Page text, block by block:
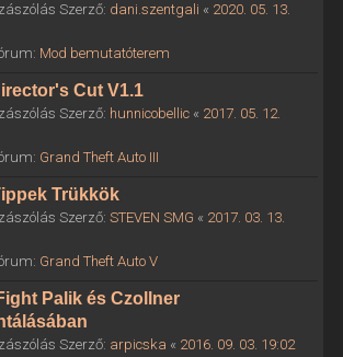
Szerző: dani.szentgali « 2020. 05. 13.
Mod bemutatóterem
Cut V1.1
Szerző: hunnicobellic« 2017. 05. 12.
Grand Theft Auto III
Trükkök
Szerző: STEVEN SMG « 2017. 03. 13.
Grand Theft Auto V
Palik és Czollner
Szerző: arpicska « 2016. 09. 03. 19:02